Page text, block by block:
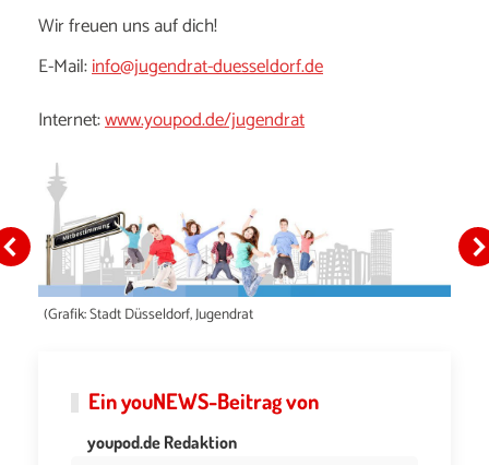
Wir freuen uns auf dich!
E-Mail:info@jugendrat-duesseldorf.de
Internet:www.youpod.de/jugendrat
(Grafik: Stadt Düsseldorf, Jugendrat
EinyouNEWS-Beitrag von
youpod.de Redaktion